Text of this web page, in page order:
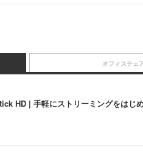
HD | 手軽にストリーミングをはじ
オフィスチェ